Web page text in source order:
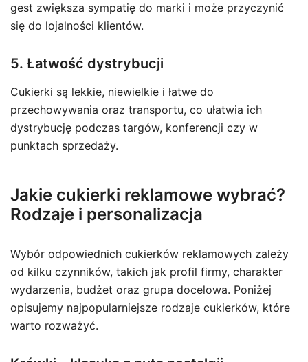
gest zwiększa sympatię do marki i może przyczynić
się do lojalności klientów.
5. Łatwość dystrybucji
Cukierki są lekkie, niewielkie i łatwe do
przechowywania oraz transportu, co ułatwia ich
dystrybucję podczas targów, konferencji czy w
punktach sprzedaży.
Jakie cukierki reklamowe wybrać?
Rodzaje i personalizacja
Wybór odpowiednich cukierków reklamowych zależy
od kilku czynników, takich jak profil firmy, charakter
wydarzenia, budżet oraz grupa docelowa. Poniżej
opisujemy najpopularniejsze rodzaje cukierków, które
warto rozważyć.